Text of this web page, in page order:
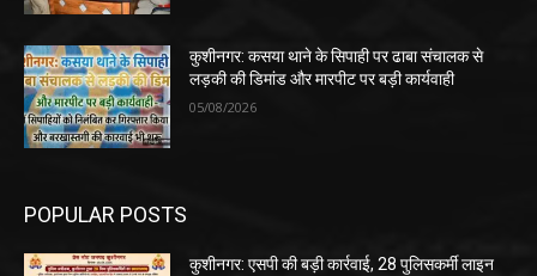
कुशीनगर: कसया थाने के सिपाही पर ढाबा संचालक से
लड़की की डिमांड और मारपीट पर बड़ी कार्यवाही
05/08/2026
POPULAR POSTS
कुशीनगर: एसपी की बड़ी कार्रवाई, 28 पुलिसकर्मी लाइन